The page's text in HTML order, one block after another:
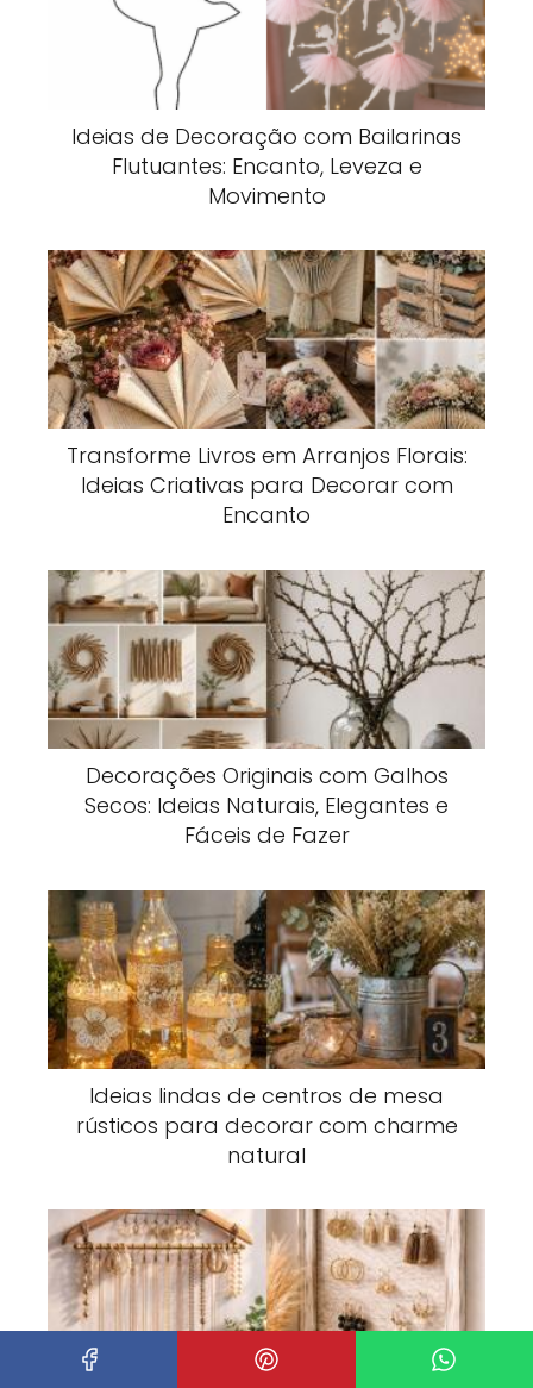
Ideias de Decoração com Bailarinas
Flutuantes: Encanto, Leveza e
Movimento
Transforme Livros em Arranjos Florais:
Ideias Criativas para Decorar com
Encanto
Decorações Originais com Galhos
Secos: Ideias Naturais, Elegantes e
Fáceis de Fazer
Ideias lindas de centros de mesa
rústicos para decorar com charme
natural